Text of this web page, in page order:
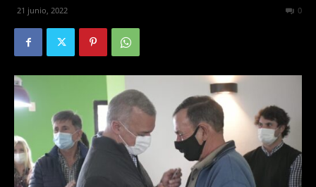
21 junio, 2022 0